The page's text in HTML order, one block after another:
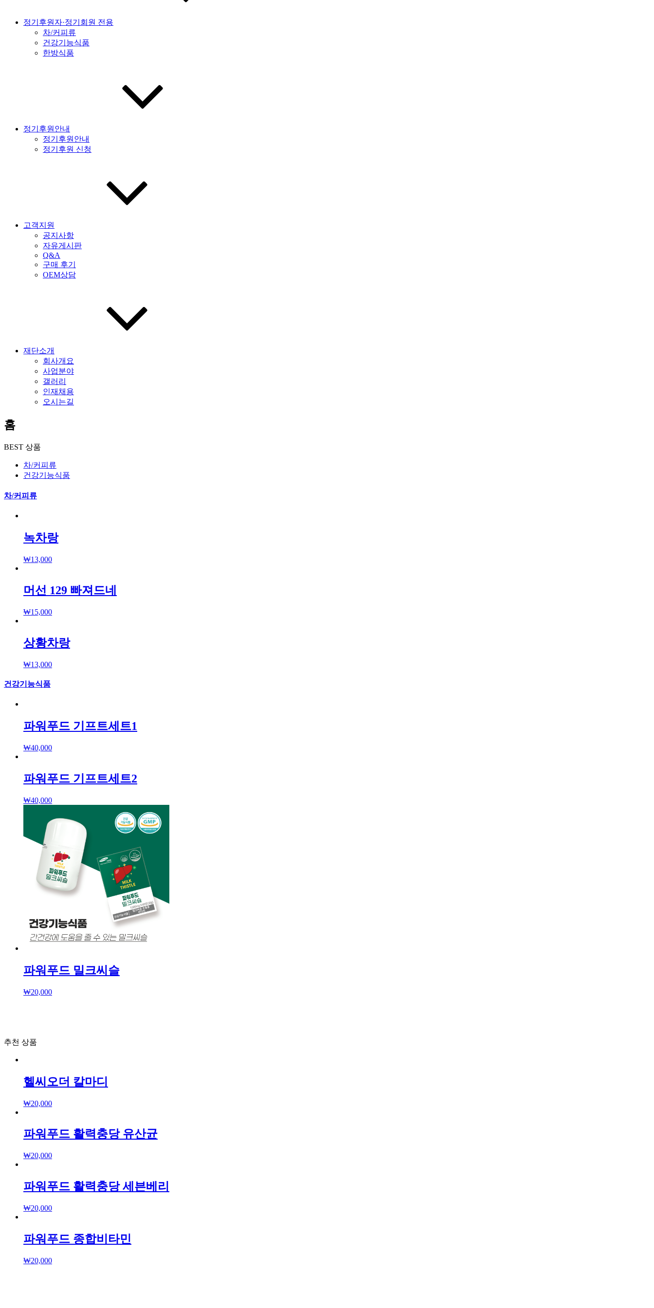
정기후원자·정기회원 전용
차/커피류
건강기능식품
한방식품
정기후원안내
정기후원안내
정기후원 신청
고객지원
공지사항
자유게시판
Q&A
구매 후기
OEM상담
재단소개
회사개요
사업분야
갤러리
인재채용
오시는길
홈
BEST 상품
차/커피류
건강기능식품
차/커피류
녹차랑
₩13,000
머선 129 빠져드네
₩15,000
상황차랑
₩13,000
건강기능식품
파워푸드 기프트세트1
₩40,000
파워푸드 기프트세트2
₩40,000
파워푸드 밀크씨슬
₩20,000
추천 상품
헬씨오더 칼마디
₩20,000
파워푸드 활력충당 유산균
₩20,000
파워푸드 활력충당 세븐베리
₩20,000
파워푸드 종합비타민
₩20,000